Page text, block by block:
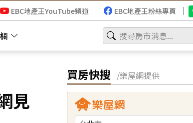
EBC地產王YouTube頻道 EBC地產王粉絲專頁
見
買房快搜 /樂屋網提供